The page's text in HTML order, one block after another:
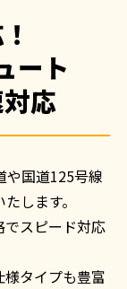
ート
応
や国道125号線
します。
スピード対応
タイプも豊富